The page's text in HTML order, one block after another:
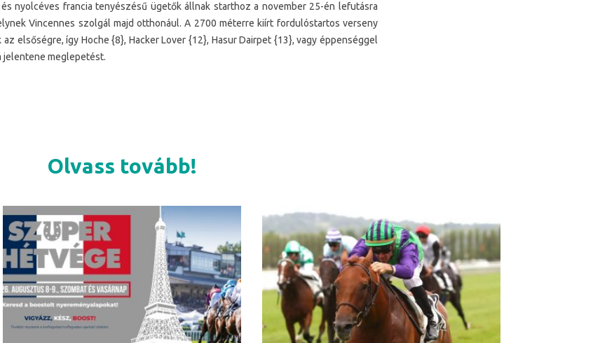
nyolcéves francia tenyészésű ügetők állnak starthoz a november 25-én lefutásra
Vincennes szolgál majd otthonául. A 2700 méterre kiírt fordulóstartos verseny
elsőségre, így Hoche {8}, Hacker Lover {12}, Hasur Dairpet {13}, vagy éppenséggel
jelentene meglepetést.
Olvass tovább!